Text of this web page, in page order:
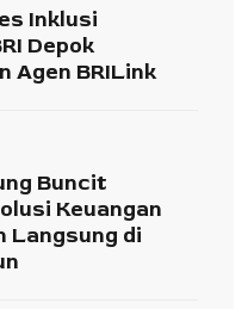
Inklusi
Depok
Agen BRILink
Buncit
Keuangan
Langsung di